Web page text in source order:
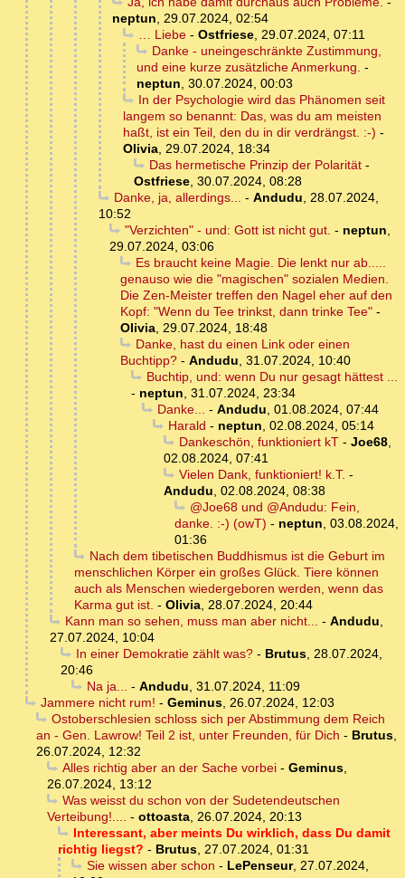
neptun, 29.07.2024, 02:54
… Liebe- Ostfriese, 29.07.2024, 07:11
Danke - uneingeschränkte Zustimmung,
und eine kurze zusätzliche Anmerkung. -
neptun, 30.07.2024, 00:03
In der Psychologie wird das Phänomen seit
langem so benannt: Das, was du am meisten
haßt, ist ein Teil, den du in dir verdrängst. :-) -
Olivia, 29.07.2024, 18:34
Das hermetische Prinzip der Polarität-
Ostfriese, 30.07.2024, 08:28
Danke, ja, allerdings... - Andudu, 28.07.2024,
10:52
"Verzichten" - und: Gott ist nicht gut. - neptun,
29.07.2024, 03:06
Es braucht keine Magie. Die lenkt nur ab.....
genauso wie die "magischen" sozialen Medien.
Die Zen-Meister treffen den Nagel eher auf den
Kopf: "Wenn du Tee trinkst, dann trinke Tee" -
Olivia, 29.07.2024, 18:48
Danke, hast du einen Link oder einen
Buchtipp? - Andudu, 31.07.2024, 10:40
Buchtip, und: wenn Du nur gesagt hättest ...
- neptun, 31.07.2024, 23:34
Danke... - Andudu, 01.08.2024, 07:44
Harald - neptun, 02.08.2024, 05:14
Dankeschön, funktioniert kT- Joe68,
02.08.2024, 07:41
Vielen Dank, funktioniert! k.T. -
Andudu, 02.08.2024, 08:38
@Joe68 und @Andudu: Fein,
danke. :-) (owT) - neptun, 03.08.2024,
01:36
Nach dem tibetischen Buddhismus ist die Geburt im
menschlichen Körper ein großes Glück. Tiere können
auch als Menschen wiedergeboren werden, wenn das
Karma gut ist. - Olivia, 28.07.2024, 20:44
Kann man so sehen, muss man aber nicht... - Andudu,
27.07.2024, 10:04
In einer Demokratie zählt was?- Brutus, 28.07.2024,
20:46
Na ja... - Andudu, 31.07.2024, 11:09
Jammere nicht rum! - Geminus, 26.07.2024, 12:03
Ostoberschlesien schloss sich per Abstimmung dem Reich
an - Gen. Lawrow! Teil 2 ist, unter Freunden, für Dich - Brutus,
26.07.2024, 12:32
Alles richtig aber an der Sache vorbei- Geminus,
26.07.2024, 13:12
Was weisst du schon von der Sudetendeutschen
Verteibung!.... - ottoasta, 26.07.2024, 20:13
Interessant, aber meints Du wirklich, dass Du damit
richtig liegst? - Brutus, 27.07.2024, 01:31
Sie wissen aber schon - LePenseur, 27.07.2024,